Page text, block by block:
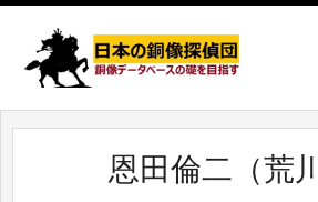
恩田倫二（荒